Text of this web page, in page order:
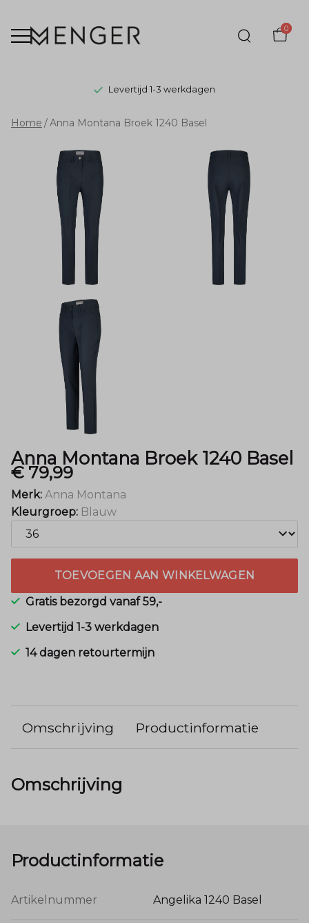
0
Levertijd 1-3 werkdagen
Anna
Montana
Broek
1240
Basel
Menger
Mode
Home Anna Montana Broek 1240 Basel
Anna Montana Broek 1240 Basel
€ 79,99
Merk: Anna Montana
Kleurgroep: Blauw
TOEVOEGEN AAN WINKELWAGEN
Gratis bezorgd vanaf 59,-
Levertijd 1-3 werkdagen
14 dagen retourtermijn
Omschrijving Productinformatie
Omschrijving
Productinformatie
Artikelnummer Angelika 1240 Basel